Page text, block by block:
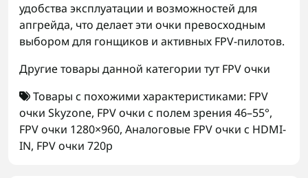
удобства эксплуатации и возможностей для
апгрейда, что делает эти очки превосходным
выбором для гонщиков и активных FPV-пилотов.
Другие товары данной категории тутFPV очки
Товары с похожими характеристиками: FPV
очки Skyzone, FPV очки с полем зрения 46–55°,
FPV очки 1280×960, Аналоговые FPV очки с HDMI-
IN, FPV очки 720p